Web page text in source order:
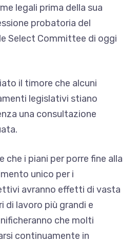
legali prima della sua
probatoria del
Select Committee di oggi
il timore che alcuni
legislativi stiano
una consultazione
che i piani per porre fine alla
unico per i
avranno effetti di vasta
di lavoro più grandi e
che molti
continuamente in